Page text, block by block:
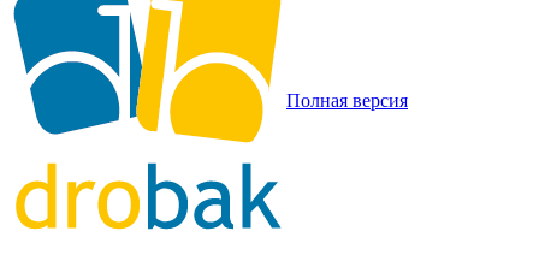
Полная версия